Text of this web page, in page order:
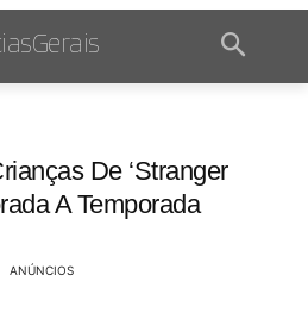
De ‘Stranger
A Temporada
ANÚNCIOS